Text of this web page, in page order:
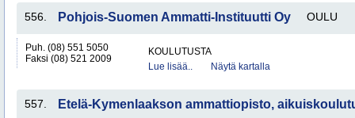
556. Pohjois-Suomen Ammatti-Instituutti Oy OULU
Puh. (08) 551 5050
Faksi (08) 521 2009
KOULUTUSTA
Lue lisää..
Näytä kartalla
557. Etelä-Kymenlaakson ammattiopisto,